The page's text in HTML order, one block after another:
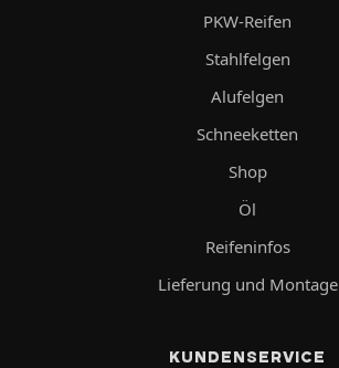
PKW-Reifen
Stahlfelgen
Alufelgen
Schneeketten
Shop
Öl
Reifeninfos
Lieferung und Montage
KUNDENSERVICE